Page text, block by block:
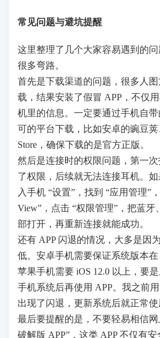
常见问题与避坑提醒
这里整理了几个大家容易遇到的
很多弯路。
首先是下载渠道的问题，很多人
载，结果安装了假冒 APP，不仅
机里的信息。一定要通过手机自
可的平台下载，比如安卓的豌豆
Store，确保下载的是官方正版。
然后是连接时的权限问题，第一
了权限，后续就无法连接耳机。
入手机 “设置”，找到 “应用管理”
View”，点击 “权限管理”，把蓝牙
部打开，再重新连接就能成功。
还有 APP 闪退的情况，大多是因
低。安卓手机需要保证系统版本在
苹果手机需要 iOS 12.0 以上，要
手机系统后再使用 APP。我之前
出现了闪退，更新系统后就正常使
最后要提醒的是，不要轻易相信
破解版 APP”，这类 APP 不仅有